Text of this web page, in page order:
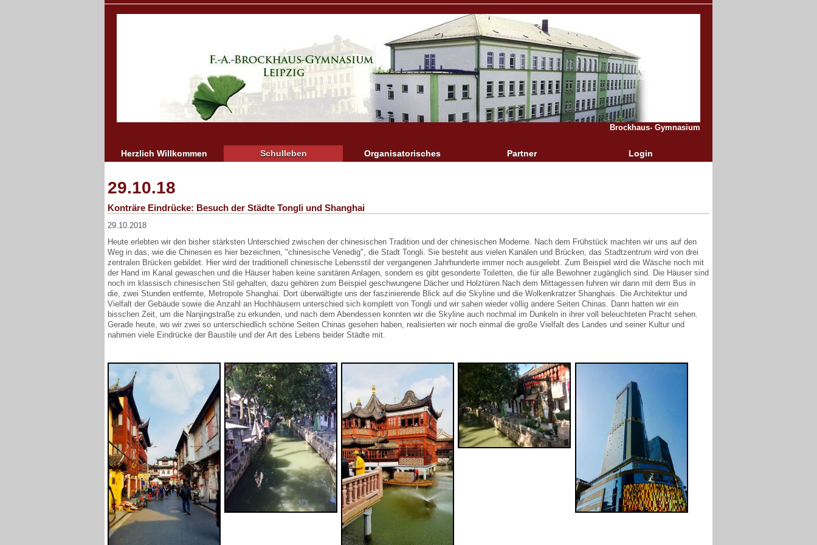
Brockhaus- Gymnasium
Herzlich Willkommen Schulleben Organisatorisches Partner Login
29.10.18
Konträre Eindrücke: Besuch der Städte Tongli und Shanghai
29.10.2018
Heute erlebten wir den bisher stärksten Unterschied zwischen der chinesischen Tradition und der chinesischen Moderne. Nach dem Frühstück machten wir uns auf den
Weg in das, wie die Chinesen es hier bezeichnen, "chinesische Venedig", die Stadt Tongli. Sie besteht aus vielen Kanälen und Brücken, das Stadtzentrum wird von drei
zentralen Brücken gebildet. Hier wird der traditionell chinesische Lebensstil der vergangenen Jahrhunderte immer noch ausgelebt. Zum Beispiel wird die Wäsche noch mit
der Hand im Kanal gewaschen und die Häuser haben keine sanitären Anlagen, sondern es gibt gesonderte Toiletten, die für alle Bewohner zugänglich sind. Die Häuser sind
noch im klassisch chinesischen Stil gehalten, dazu gehören zum Beispiel geschwungene Dächer und Holztüren.Nach dem Mittagessen fuhren wir dann mit dem Bus in
die, zwei Stunden entfernte, Metropole Shanghai. Dort überwältigte uns der faszinierende Blick auf die Skyline und die Wolkenkratzer Shanghais. Die Architektur und
Vielfalt der Gebäude sowie die Anzahl an Hochhäusern unterschied sich komplett von Tongli und wir sahen wieder völlig andere Seiten Chinas. Dann hatten wir ein
bisschen Zeit, um die Nanjingstraße zu erkunden, und nach dem Abendessen konnten wir die Skyline auch nochmal im Dunkeln in ihrer voll beleuchteten Pracht sehen.
Gerade heute, wo wir zwei so unterschiedlich schöne Seiten Chinas gesehen haben, realisierten wir noch einmal die große Vielfalt des Landes und seiner Kultur und
nahmen viele Eindrücke der Baustile und der Art des Lebens beider Städte mit.